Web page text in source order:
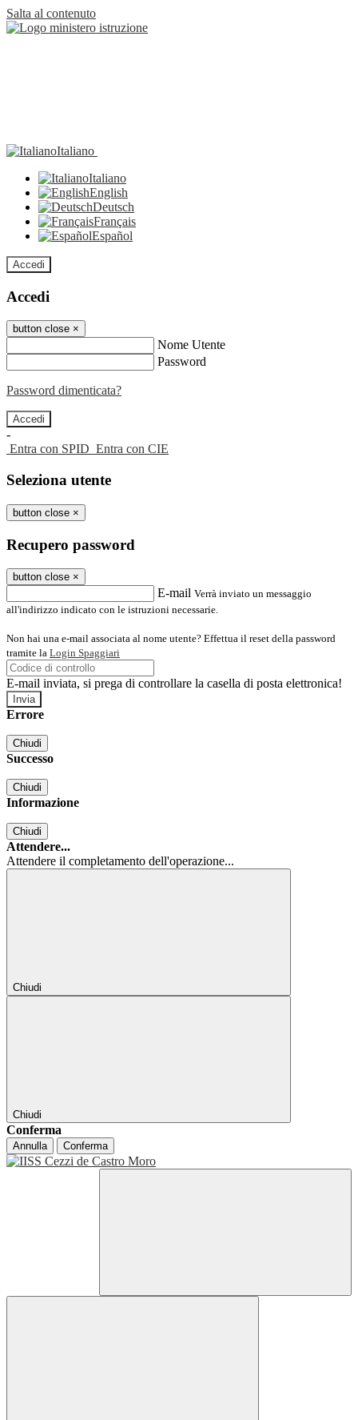
Salta al contenuto
Italiano
Italiano
English
Deutsch
Français
Español
Accedi
Accedi
button close ×
Nome Utente
Password
Password dimenticata?
-
Entra con SPID Entra con CIE
Seleziona utente
button close ×
Recupero password
button close ×
E-mail Verrà inviato un messaggio
all'indirizzo indicato con le istruzioni necessarie.
Non hai una e-mail associata al nome utente? Effettua il reset della password
tramite la Login Spaggiari
E-mail inviata, si prega di controllare la casella di posta elettronica!
Errore
Chiudi
Successo
Chiudi
Informazione
Chiudi
Attendere...
Attendere il completamento dell'operazione...
Chiudi
Chiudi
Conferma
Annulla Conferma